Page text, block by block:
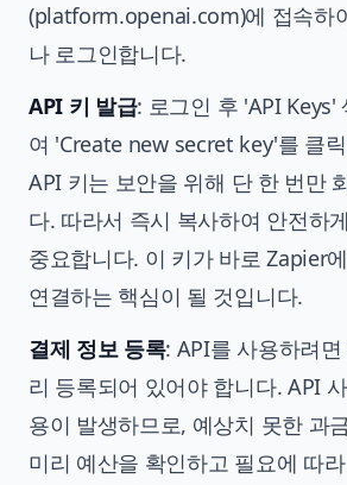
(platform.openai.com)에 접속하
나 로그인합니다.
API 키 발급: 로그인 후 'API Keys'
여 'Create new secret key'를 클
API 키는 보안을 위해 단 한 번만
다. 따라서 즉시 복사하여 안전하
중요합니다. 이 키가 바로 Zapier
연결하는 핵심이 될 것입니다.
결제 정보 등록: API를 사용하려
리 등록되어 있어야 합니다. API
용이 발생하므로, 예상치 못한 과
미리 예산을 확인하고 필요에 따